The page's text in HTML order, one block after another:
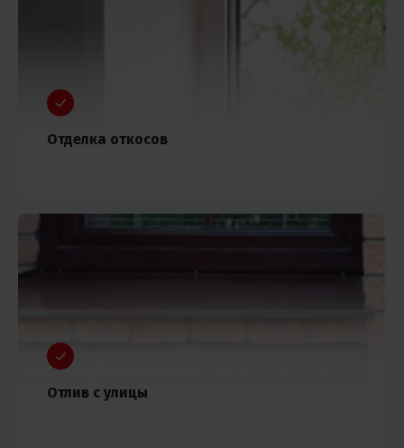
Отделка откосов
Отлив с улицы